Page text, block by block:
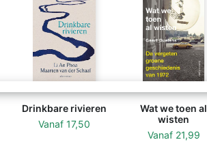
Drinkbare rivieren
Vanaf 17,50
Wat we toen al
wisten
Vanaf 21,99